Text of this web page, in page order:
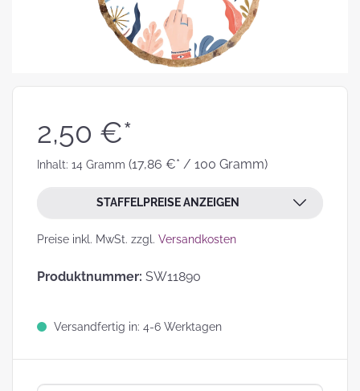
2,50 €*
Inhalt: 14 Gramm (17,86 €* / 100 Gramm)
STAFFELPREISE ANZEIGEN
Preise inkl. MwSt. zzgl. Versandkosten
Produktnummer: SW11890
Versandfertig in: 4-6 Werktagen